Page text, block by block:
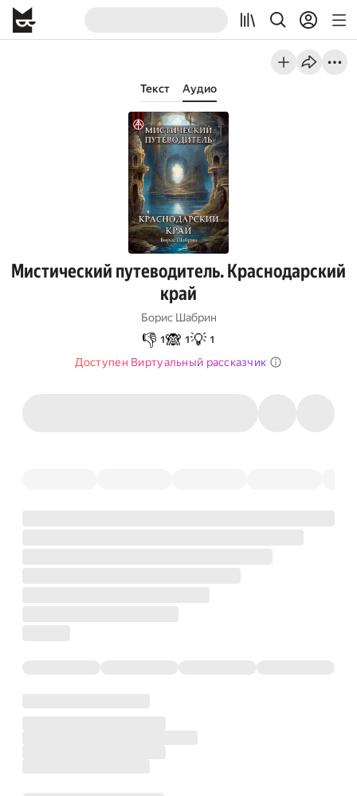
Текст Аудио
Мистический путеводитель. Краснодарский
край
Борис Шабрин
👎 1🙈 1💡 1
Доступен Виртуальный рассказчик